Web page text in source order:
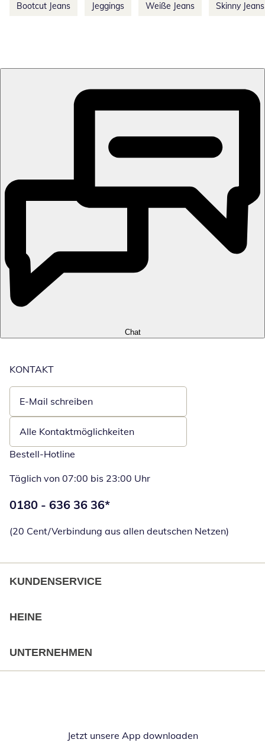
Bootcut Jeans Jeggings Weiße Jeans Skinny Jeans
Chat
KONTAKT
E-Mail schreiben
Öffnet E-Mail-Client
Alle Kontaktmöglichkeiten
Bestell-Hotline
Täglich von 07:00 bis 23:00 Uhr
Telefonnummer:
0180 - 636 36 36*
(20 Cent/Verbindung aus allen deutschen Netzen)
KUNDENSERVICE
HEINE
UNTERNEHMEN
Jetzt unsere App downloadenÖffnet in